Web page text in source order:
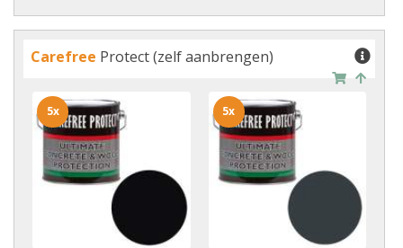
Carefree Protect (zelf aanbrengen)
5x 5x